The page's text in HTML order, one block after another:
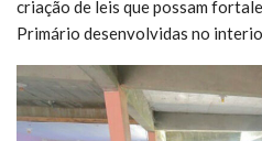
criação de leis que possam
Primário desenvolvidas no